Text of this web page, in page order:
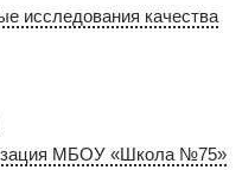
исследования качества
МБОУ «Школа №75»